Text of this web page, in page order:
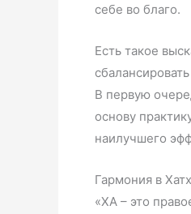
себе во благо.
Есть такое
В первую
основу
наилучшего
Гармония в
«ХА – это